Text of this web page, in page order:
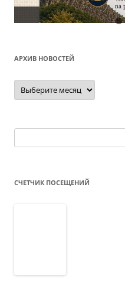
АРХИВ НОВОСТЕЙ
Архив
новостей
СЧЕТЧИК ПОСЕЩЕНИЙ